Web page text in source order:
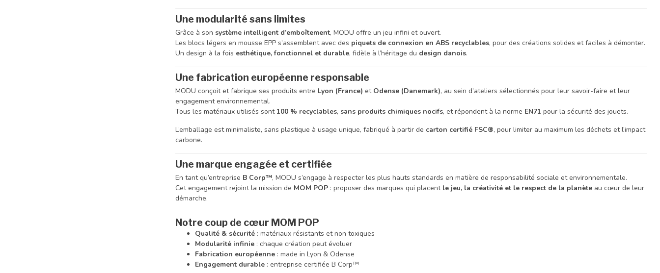
Une modularité sans limites
Grâce à son système intelligent d’emboîtement, MODU offre un jeu infini et ouvert.
Les blocs légers en mousse EPP s’assemblent avec des piquets de connexion en ABS recyclables, pour des créations solides et faciles à démonter.
Un design à la fois esthétique, fonctionnel et durable, fidèle à l’héritage du design danois.
Une fabrication européenne responsable
MODU conçoit et fabrique ses produits entre Lyon (France) et Odense (Danemark), au sein d’ateliers sélectionnés pour leur savoir-faire et leur
engagement environnemental.
Tous les matériaux utilisés sont 100 % recyclables, sans produits chimiques nocifs, et répondent à la norme EN71 pour la sécurité des jouets.
L’emballage est minimaliste, sans plastique à usage unique, fabriqué à partir de carton certifié FSC®, pour limiter au maximum les déchets et l’impact
carbone.
Une marque engagée et certifiée
En tant qu’entreprise B Corp™, MODU s’engage à respecter les plus hauts standards en matière de responsabilité sociale et environnementale.
Cet engagement rejoint la mission de MOM POP : proposer des marques qui placent le jeu, la créativité et le respect de la planète au cœur de leur
démarche.
Notre coup de cœur MOM POP
Qualité & sécurité : matériaux résistants et non toxiques
Modularité infinie : chaque création peut évoluer
Fabrication européenne : made in Lyon & Odense
Engagement durable : entreprise certifiée B Corp™